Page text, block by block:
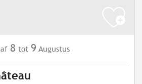
8 tot 9 Augustus